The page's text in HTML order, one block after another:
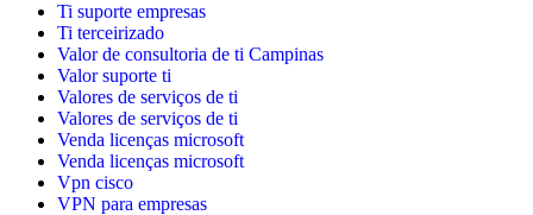
Ti suporte empresas
Ti terceirizado
Valor de consultoria de ti Campinas
Valor suporte ti
Valores de serviços de ti
Valores de serviços de ti
Venda licenças microsoft
Venda licenças microsoft
Vpn cisco
VPN para empresas